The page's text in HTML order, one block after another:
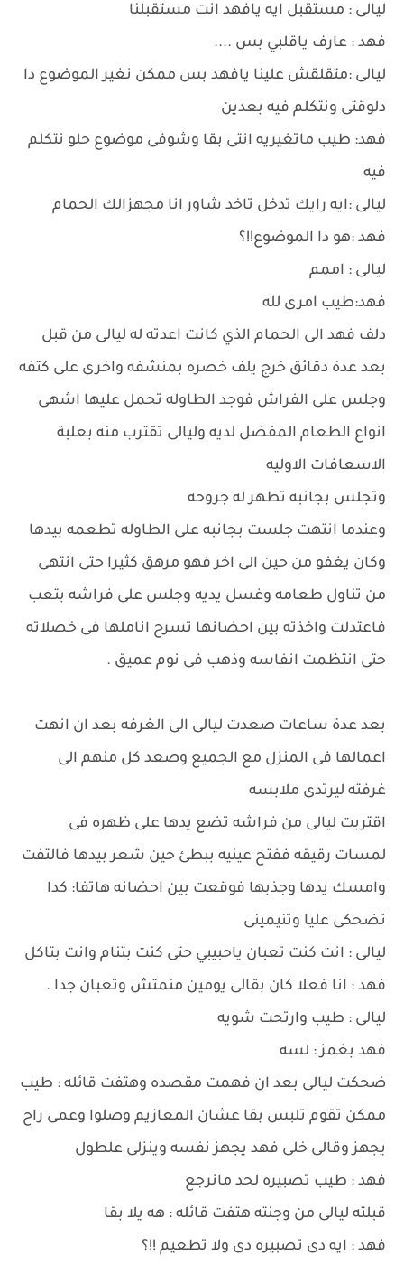
ليالى : مستقبل ايه يافهد انت مستقبلنا
فهد : عارف ياقلبي بس ....
ليالى :متقلقش علينا يافهد بس ممكن نغير الموضوع دا
دلوقتى ونتكلم فيه بعدين
فهد: طيب ماتغيريه انتى بقا وشوفى موضوع حلو نتكلم
فيه
ليالى :ايه رايك تدخل تاخد شاور انا مجهزالك الحمام
فهد :هو دا الموضوع!!؟
ليالى : اممم
فهد:طيب امرى لله
دلف فهد الى الحمام الذي كانت اعدته له ليالى من قبل
بعد عدة دقائق خرج يلف خصره بمنشفه واخرى على كتفه
وجلس على الفراش فوجد الطاوله تحمل عليها اشهى
انواع الطعام المفضل لديه وليالى تقترب منه بعلبة
الاسعافات الاوليه
وتجلس بجانبه تطهر له جروحه
وعندما انتهت جلست بجانبه على الطاوله تطعمه بيدها
وكان يغفو من حين الى اخر فهو مرهق كثيرا حتى انتهى
من تناول طعامه وغسل يديه وجلس على فراشه بتعب
فاعتدلت واخذته بين احضانها تسرح اناملها فى خصلاته
حتى انتظمت انفاسه وذهب فى نوم عميق .
بعد عدة ساعات صعدت ليالى الى الغرفه بعد ان انهت
اعمالها فى المنزل مع الجميع وصعد كل منهم الى
غرفته ليرتدى ملابسه
اقتربت ليالى من فراشه تضع يدها على ظهره فى
لمسات رقيقه ففتح عينيه ببطئ حين شعر بيدها فالتفت
وامسك يدها وجذبها فوقعت بين احضانه هاتفا: كدا
تضحكى عليا وتنيمينى
ليالى : انت كنت تعبان ياحبيبي حتى كنت بتنام وانت بتاكل
فهد : انا فعلا كان بقالى يومين منمتش وتعبان جدا .
ليالى : طيب وارتحت شويه
فهد بغمز : لسه
ضحكت ليالى بعد ان فهمت مقصده وهتفت قائله : طيب
ممكن تقوم تلبس بقا عشان المعازيم وصلوا وعمى راح
يجهز وقالى خلى فهد يجهز نفسه وينزلى علطول
فهد : طيب تصبيره لحد مانرجع
قبلته ليالى من وجنته هتفت قائله : هه يلا بقا
فهد : ايه دى تصبيره دى ولا تطعيم !!؟